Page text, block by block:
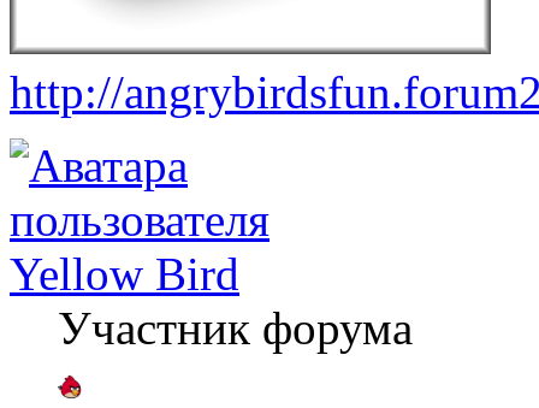
http://
Yellow Bird
Участник форума